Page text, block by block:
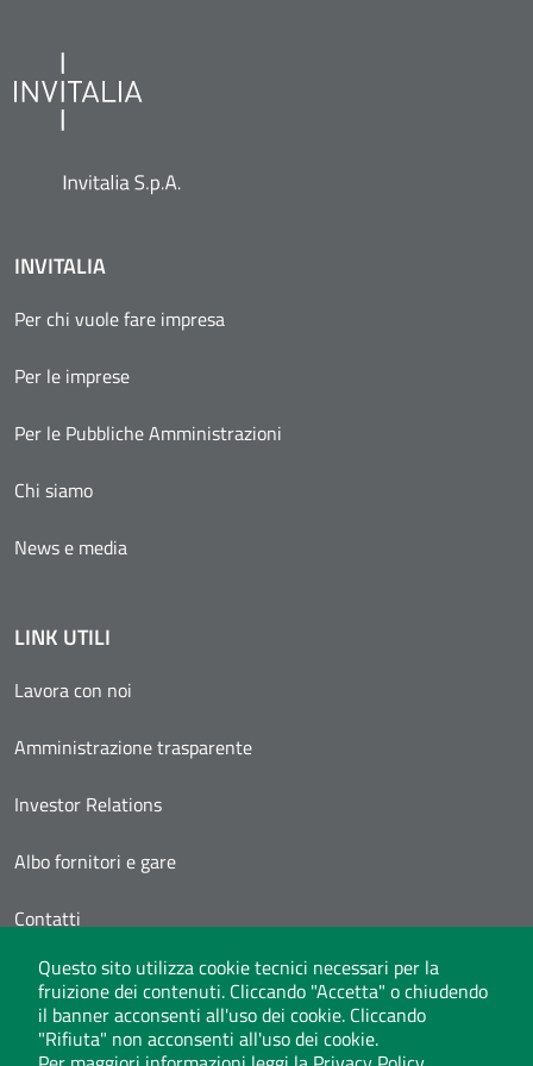
Questo sito utilizza cookie tecnici necessari per la
fruizione dei contenuti. Cliccando "Accetta" o chiudendo
il banner acconsenti all'uso dei cookie. Cliccando
"Rifiuta" non acconsenti all'uso dei cookie.
INVITALIA
Per chi vuole fare impresa
Per le imprese
Per le Pubbliche Amministrazioni
Chi siamo
News e media
LINK UTILI
Lavora con noi
Amministrazione trasparente
Investor Relations
Albo fornitori e gare
Contatti
Area Personale